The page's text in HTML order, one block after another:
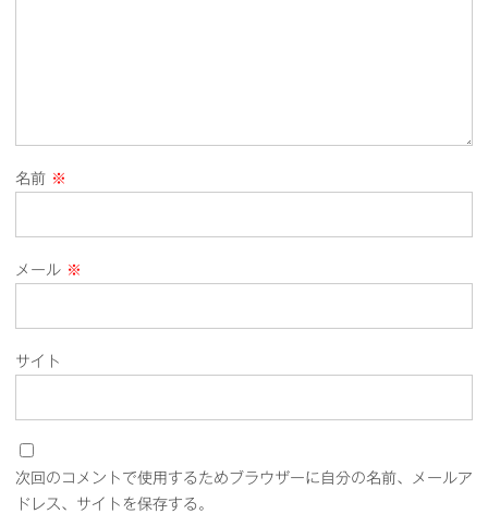
名前 ※
メール ※
サイト
次回のコメントで使用するためブラウザーに自分の名前、メールア
ドレス、サイトを保存する。